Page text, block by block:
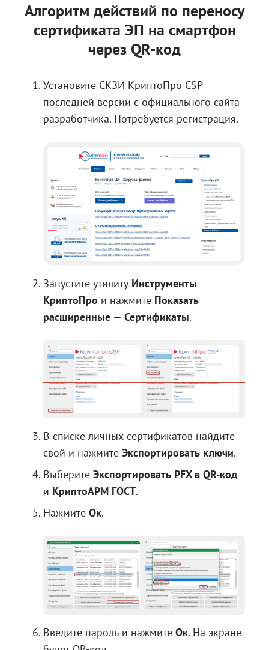
Алгоритм действий по переносу
сертификата ЭП на смартфон
через QR-код
Установите СКЗИ КриптоПро CSP
последней версии с официального сайта
разработчика. Потребуется регистрация.
Запустите утилиту Инструменты
КриптоПро и нажмите Показать
расширенные — Сертификаты.
В списке личных сертификатов найдите
свой и нажмите Экспортировать ключи.
Выберите Экспортировать PFX в QR-код
и КриптоАРМ ГОСТ.
Нажмите Ок.
Введите пароль и нажмите Ок. На экране